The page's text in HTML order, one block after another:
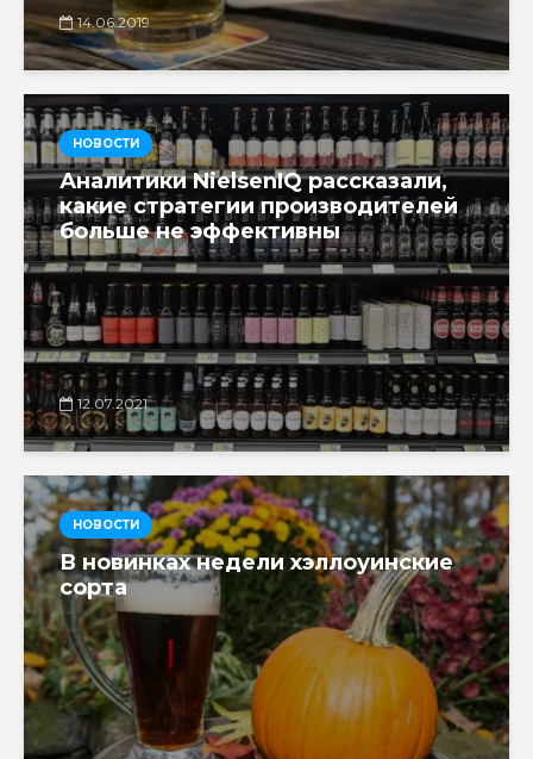
14.06.2019
НОВОСТИ
Аналитики NielsenIQ рассказали,
какие стратегии производителей
больше не эффективны
12.07.2021
НОВОСТИ
В новинках недели хэллоуинские
сорта